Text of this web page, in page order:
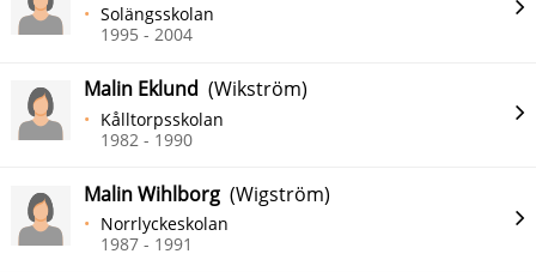
Solängsskolan
1995 - 2004
Malin Eklund (Wikström)
Kålltorpsskolan
1982 - 1990
Malin Wihlborg (Wigström)
Norrlyckeskolan
1987 - 1991